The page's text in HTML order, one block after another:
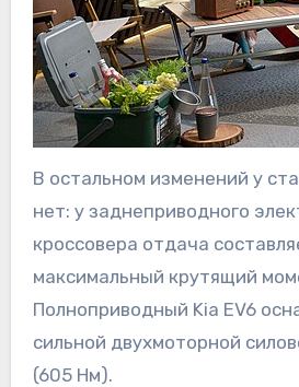
В остальном изменений у
нет: у заднеприводного
кроссовера отдача
максимальный крутящий
Полноприводный Kia EV6
сильной двухмоторной
(605 Нм).